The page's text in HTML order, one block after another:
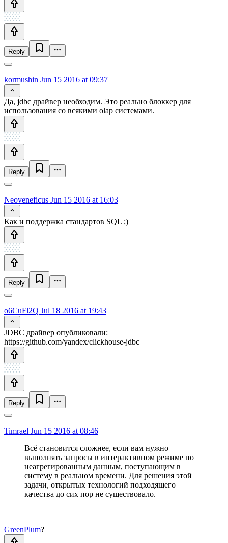
Reply
kormushin Jun 15 2016 at 09:37
Да, jdbc драйвер необходим. Это реально блоккер для
использования со всякими olap системами.
Reply
Neoveneficus Jun 15 2016 at 16:03
Как и поддержка стандартов SQL ;)
Reply
o6CuFl2Q Jul 18 2016 at 19:43
JDBC драйвер опубликовали:
https://github.com/yandex/clickhouse-jdbc
Reply
Timrael Jun 15 2016 at 08:46
Всё становится сложнее, если вам нужно
выполнять запросы в интерактивном режиме по
неагрегированным данным, поступающим в
систему в реальном времени. Для решения этой
задачи, открытых технологий подходящего
качества до сих пор не существовало.
GreenPlum?